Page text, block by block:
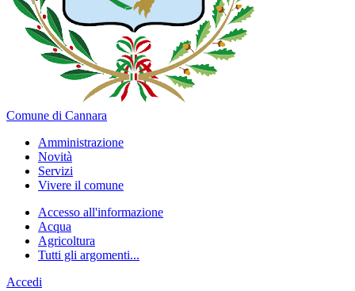
Comune di Cannara
Amministrazione
Novità
Servizi
Vivere il comune
Accesso all'informazione
Acqua
Agricoltura
Tutti gli argomenti...
Accedi